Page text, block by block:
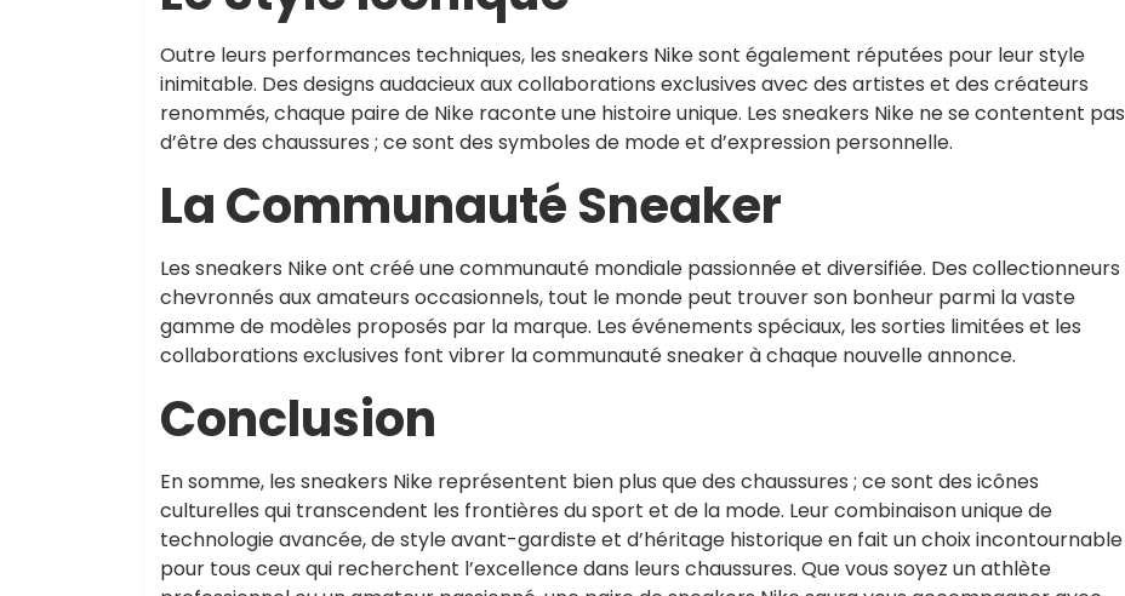
Outre leurs performances techniques, les sneakers Nike sont également réputées pour leur style
inimitable. Des designs audacieux aux collaborations exclusives avec des artistes et des créateurs
renommés, chaque paire de Nike raconte une histoire unique. Les sneakers Nike ne se contentent pas
d’être des chaussures ; ce sont des symboles de mode et d’expression personnelle.
La Communauté Sneaker
Les sneakers Nike ont créé une communauté mondiale passionnée et diversifiée. Des collectionneurs
chevronnés aux amateurs occasionnels, tout le monde peut trouver son bonheur parmi la vaste
gamme de modèles proposés par la marque. Les événements spéciaux, les sorties limitées et les
collaborations exclusives font vibrer la communauté sneaker à chaque nouvelle annonce.
Conclusion
En somme, les sneakers Nike représentent bien plus que des chaussures ; ce sont des icônes
culturelles qui transcendent les frontières du sport et de la mode. Leur combinaison unique de
technologie avancée, de style avant-gardiste et d’héritage historique en fait un choix incontournable
pour tous ceux qui recherchent l’excellence dans leurs chaussures. Que vous soyez un athlète